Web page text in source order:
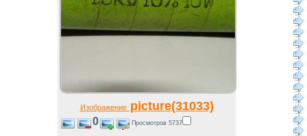
Изображениеpicture(31033)
0 Просмотров 5737